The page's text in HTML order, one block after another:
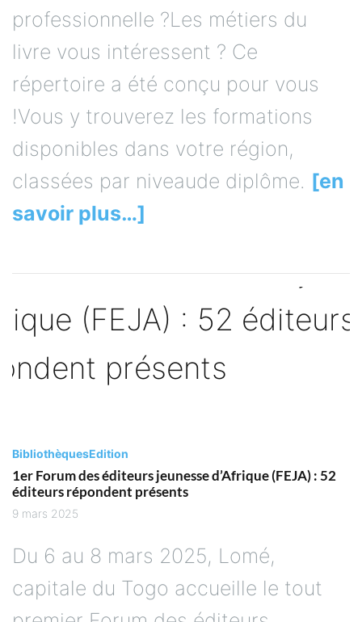
professionnelle ?Les métiers du
livre vous intéressent ? Ce
répertoire a été conçu pour vous
!Vous y trouverez les formations
disponibles dans votre région,
classées par niveaude diplôme. [en
savoir plus…]
BibliothèquesEdition
1er Forum des éditeurs jeunesse d’Afrique (FEJA) : 52
éditeurs répondent présents
9 mars 2025
Du 6 au 8 mars 2025, Lomé,
capitale du Togo accueille le tout